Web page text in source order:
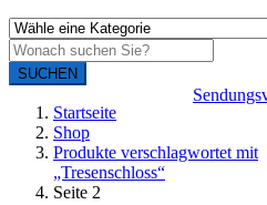
SUCHEN
Startseite
Shop
Produkte verschlagwortet mit
„Tresenschloss“
Seite 2